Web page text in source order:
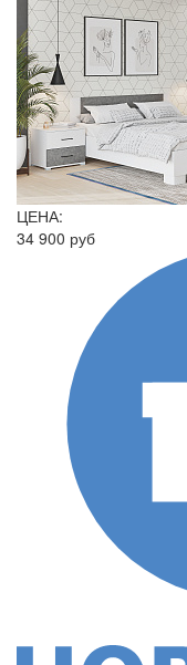
ЦЕНА:
34 900 руб